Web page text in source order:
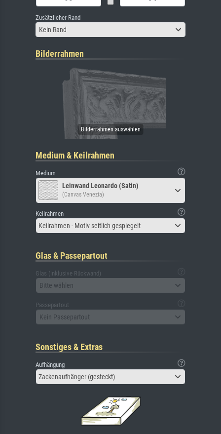
Zusätzlicher Rand
Kein Rand
Bilderrahmen
Medium & Keilrahmen
Medium
Leinwand Leonardo (Satin)
(Canvas Venezia)
Keilrahmen
Keilrahmen - Motiv seitlich gespiegelt
Glas & Passepartout
Glas (inklusive Rückwand)
Bitte wählen
Passepartout
Kein Passepartout
Sonstiges & Extras
Aufhängung
Zackenaufhänger (gesteckt)